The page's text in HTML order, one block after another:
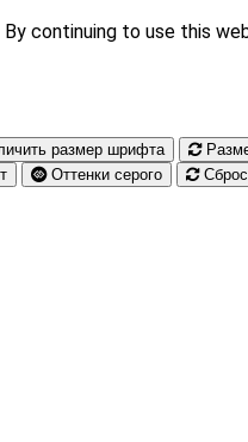
размер шрифта
Оттенки серого
continuing to use this